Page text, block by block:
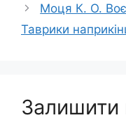
Моця К. О.
Таврики
Залишити